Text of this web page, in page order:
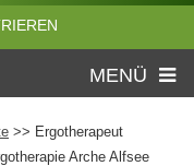
MENÜ
>> Ergotherapeut
Arche Alfsee